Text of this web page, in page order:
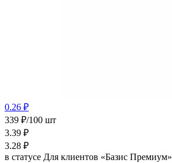
0.26 ₽
339 ₽/100 шт
3.39 ₽
3.28 ₽
в статусе Для клиентов «Базис Премиум»